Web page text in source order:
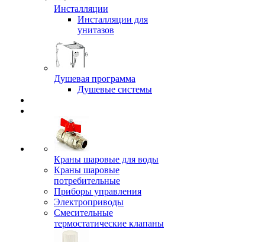
Инсталляции
Инсталляции для
унитазов
Душевая программа
Душевые системы
Краны шаровые для воды
Краны шаровые
потребительные
Приборы управления
Электроприводы
Смесительные
термостатические клапаны